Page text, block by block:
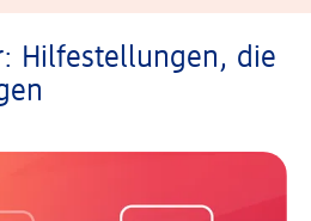
Hilfestellungen, die